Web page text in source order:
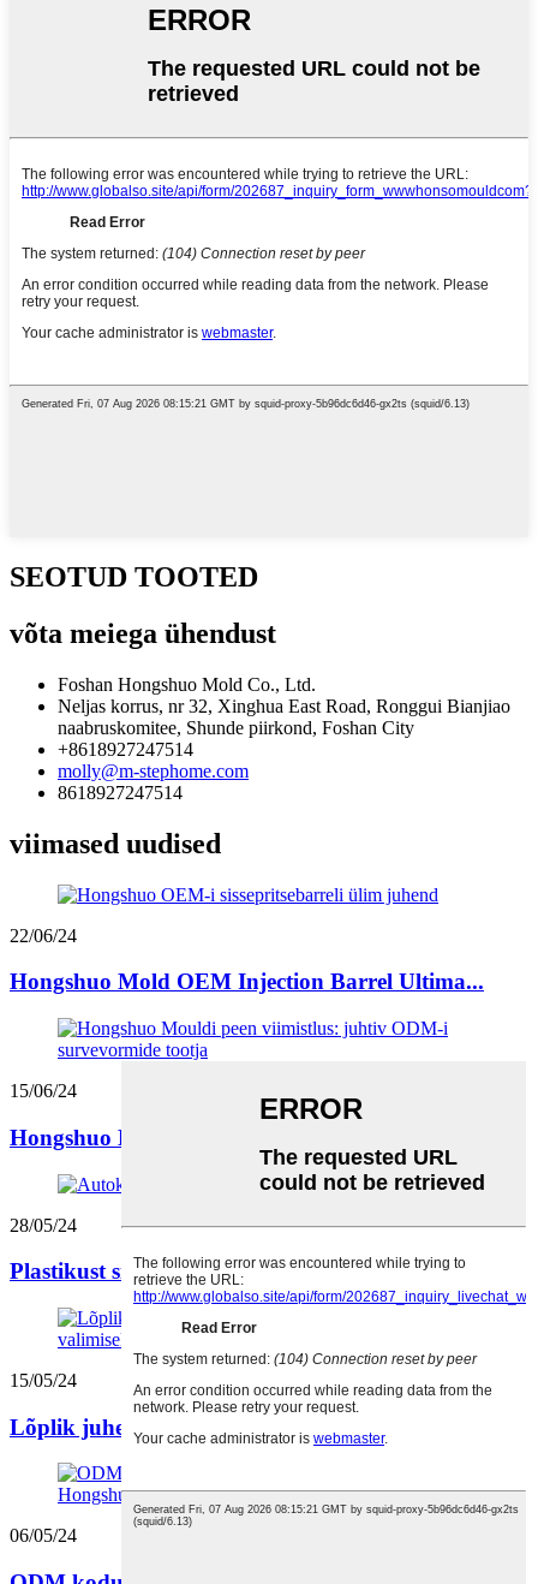
SEOTUD TOOTED
võta meiega ühendust
Foshan Hongshuo Mold Co., Ltd.
Neljas korrus, nr 32, Xinghua East Road, Ronggui Bianjiao
naabruskomitee, Shunde piirkond, Foshan City
+8618927247514
molly@m-stephome.com
8618927247514
viimased uudised
22/06/24
Hongshuo Mold OEM Injection Barrel Ultima...
15/06/24
Hongshuo Moldi peen viimistlus: ...
28/05/24
Plastikust sissepritsevormide eelised...
15/05/24
Lõplik juhend süstimise valimiseks...
06/05/24